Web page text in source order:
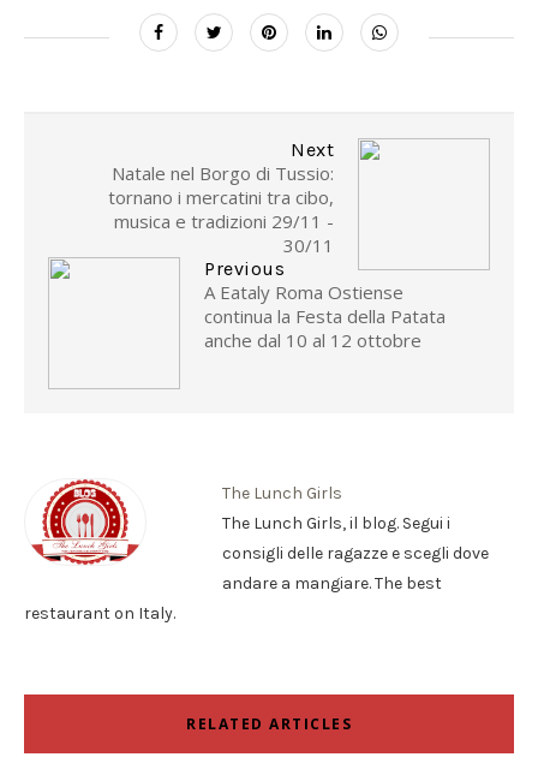
Next
Natale nel Borgo di Tussio:
tornano i mercatini tra cibo,
musica e tradizioni 29/11 -
30/11
Previous
A Eataly Roma Ostiense
continua la Festa della Patata
anche dal 10 al 12 ottobre
The Lunch Girls
The Lunch Girls, il blog. Segui i
consigli delle ragazze e scegli dove
andare a mangiare. The best
restaurant on Italy.
RELATED ARTICLES